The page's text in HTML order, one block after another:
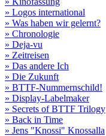
» Logos international
» Was haben wir gelernt?
» Chronologie
» Deja-vu
» Zeitreisen
» Das andere Ich
» Die Zukunft
» BTTF-Nummernschild!
» Display-Labelmaker
» Secrets of BTTF Trilogy
» Back in Time
» Jens "Knossi" Knossalla